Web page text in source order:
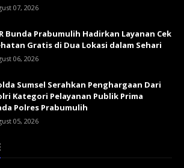
07, 2026
Bunda Prabumulih Hadirkan Layanan Cek
Gratis di Dua Lokasi dalam Sehari
06, 2026
Sumsel Serahkan Penghargaan Dari
Kategori Pelayanan Publik Prima
Polres Prabumulih
05, 2026